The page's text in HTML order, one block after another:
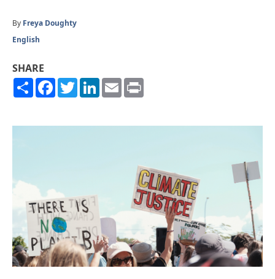
By Freya Doughty
English
SHARE
ShareFacebook
TwitterLinkedIn
Email